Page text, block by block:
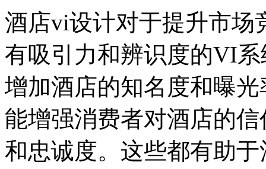
酒店vi设计对于提升市场
有吸引力和辨识度的VI
增加酒店的知名度和曝
能增强消费者对酒店的
和忠诚度。这些都有助